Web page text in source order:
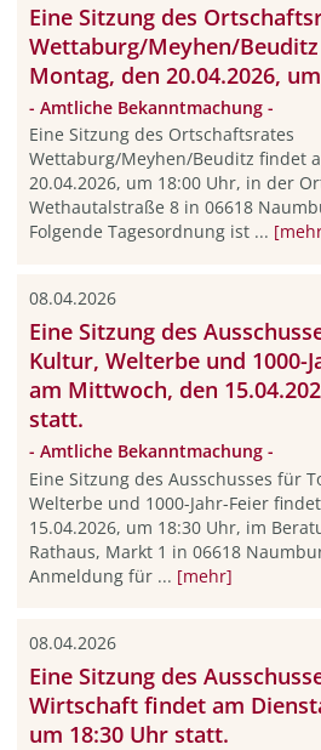
Eine Sitzung des
Wettaburg/Meyhen/
Montag, den 20.04.2026,
- Amtliche Bekanntmachung -
Eine Sitzung des Ortschaftsrates
Wettaburg/Meyhen/Beuditz findet
20.04.2026, um 18:00 Uhr, in der
Wethautalstraße 8 in 06618
Folgende Tagesordnung ist ...
08.04.2026
Eine Sitzung des
Kultur, Welterbe und 1000-
am Mittwoch, den
statt.
- Amtliche Bekanntmachung -
Eine Sitzung des Ausschusses für
Welterbe und 1000-Jahr-Feier
15.04.2026, um 18:30 Uhr, im
Rathaus, Markt 1 in 06618
Anmeldung für ... [mehr]
08.04.2026
Eine Sitzung des
Wirtschaft findet am
um 18:30 Uhr statt.